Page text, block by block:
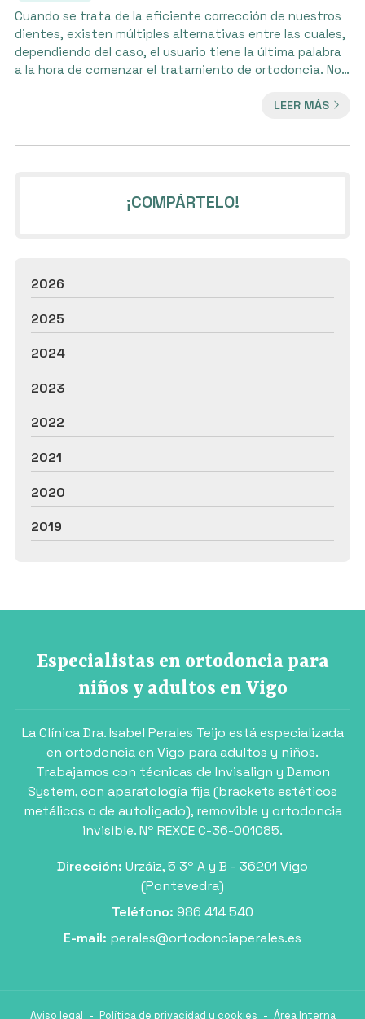
Cuando se trata de la eficiente corrección de nuestros
dientes, existen múltiples alternativas entre las cuales,
dependiendo del caso, el usuario tiene la última palabra
a la hora de comenzar el tratamiento de ortodoncia. No
valora las características del caso en cuestión, para
las múltiples alternativas de ortodoncia que existen hoy
LEER MÁS
¡COMPÁRTELO!
2026
2025
2024
2023
2022
2021
2020
2019
Especialistas en ortodoncia para
niños y adultos en Vigo
La Clínica Dra. Isabel Perales Teijo está especializada
en ortodoncia en Vigo para adultos y niños.
Trabajamos con técnicas de Invisalign y Damon
System, con aparatología fija (brackets estéticos
metálicos o de autoligado), removible y ortodoncia
invisible. Nº REXCE C-36-001085.
Dirección: Urzáiz, 5 3º A y B - 36201 Vigo
(Pontevedra)
Teléfono: 986 414 540
E-mail: perales@ortodonciaperales.es
Aviso legal - Política de privacidad y cookies - Área Interna